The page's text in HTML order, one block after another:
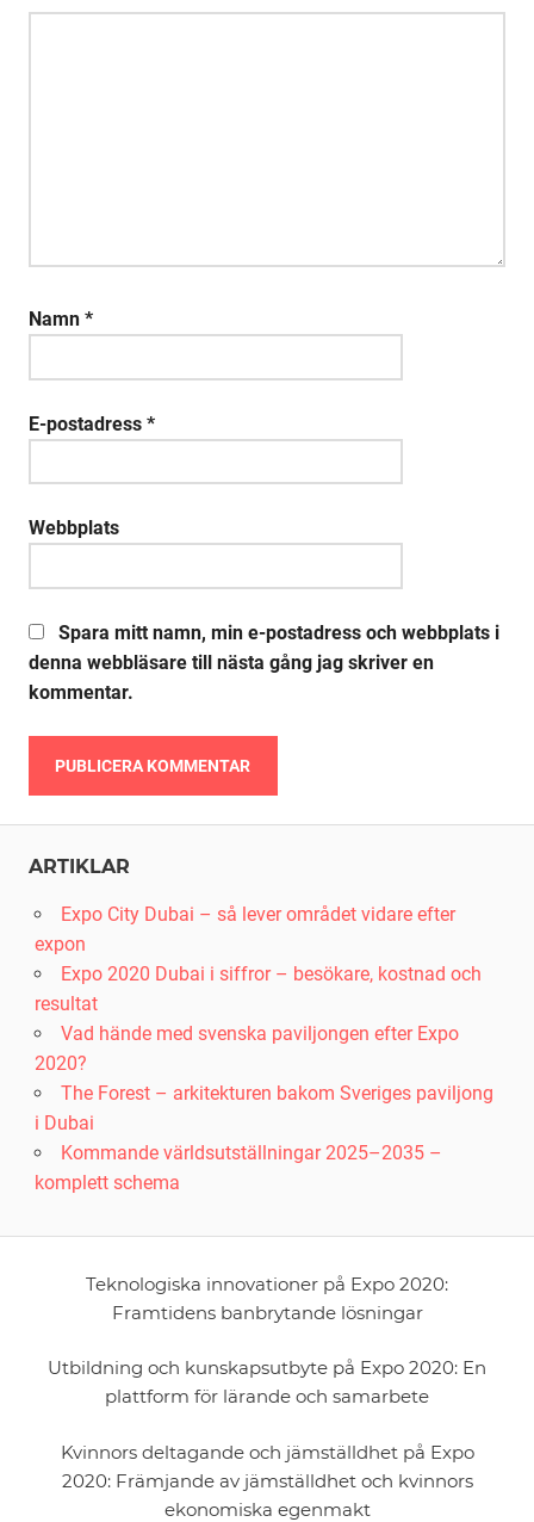
Namn *
E-postadress *
Webbplats
Spara mitt namn, min e-postadress och webbplats i
denna webbläsare till nästa gång jag skriver en
kommentar.
ARTIKLAR
Expo City Dubai – så lever området vidare efter
expon
Expo 2020 Dubai i siffror – besökare, kostnad och
resultat
Vad hände med svenska paviljongen efter Expo
2020?
The Forest – arkitekturen bakom Sveriges paviljong
i Dubai
Kommande världsutställningar 2025–2035 –
komplett schema
Teknologiska innovationer på Expo 2020:
Framtidens banbrytande lösningar
Utbildning och kunskapsutbyte på Expo 2020: En
plattform för lärande och samarbete
Kvinnors deltagande och jämställdhet på Expo
2020: Främjande av jämställdhet och kvinnors
ekonomiska egenmakt